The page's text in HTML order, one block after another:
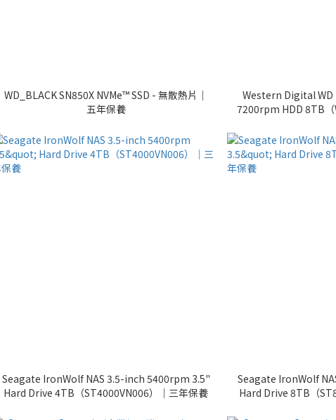
WD_BLACK SN850X NVMe™ SSD - 無散熱片｜
五年保養
Western Digital WD
7200rpm HDD 8TB（
Seagate IronWolf NAS 3.5-inch 5400rpm 3.5"
Hard Drive 4TB（ST4000VN006）｜三年保養
Seagate IronWolf
Hard Drive 8TB（